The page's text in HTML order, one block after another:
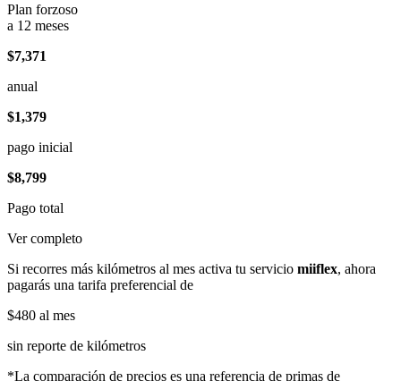
Plan forzoso
a 12 meses
$7,371
anual
$1,379
pago inicial
$8,799
Pago total
Ver completo
Si recorres más kilómetros al mes activa tu servicio miiflex, ahora
pagarás una tarifa preferencial de
$480 al mes
sin reporte de kilómetros
*La comparación de precios es una referencia de primas de